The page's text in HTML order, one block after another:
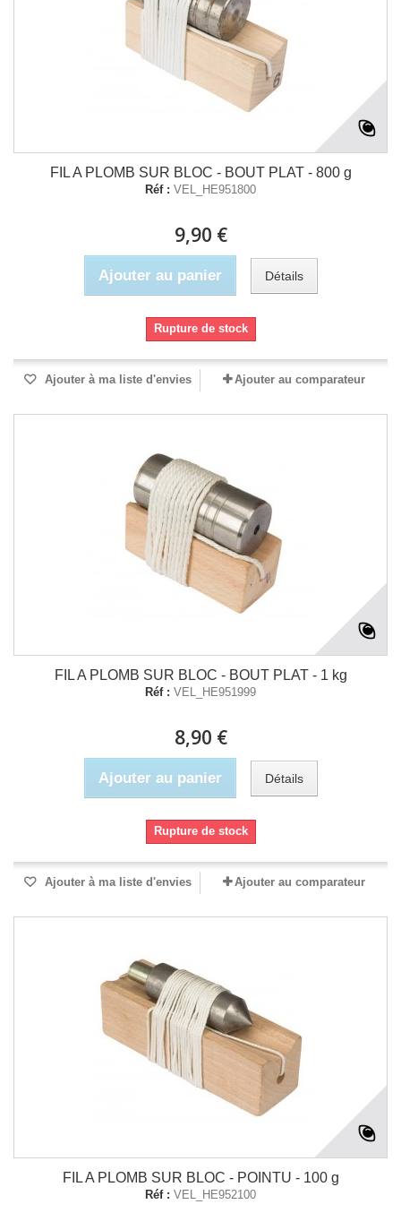
FIL A PLOMB SUR BLOC - BOUT PLAT - 800 g
Réf : VEL_HE951800
9,90 €
Ajouter au panier Détails
Rupture de stock
Ajouter à ma liste d'envies Ajouter au comparateur
FIL A PLOMB SUR BLOC - BOUT PLAT - 1 kg
Réf : VEL_HE951999
8,90 €
Ajouter au panier Détails
Rupture de stock
Ajouter à ma liste d'envies Ajouter au comparateur
FIL A PLOMB SUR BLOC - POINTU - 100 g
Réf : VEL_HE952100